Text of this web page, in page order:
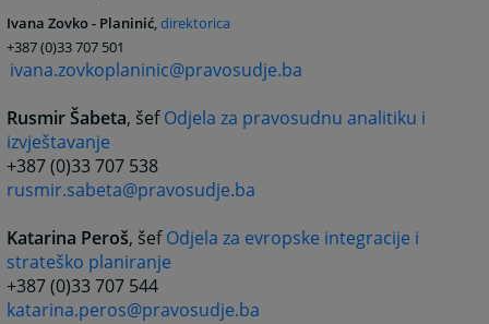
Ivana Zovko - Planinić,direktorica
+387 (0)33 707 501
ivana.zovkoplaninic@pravosudje.ba
Rusmir Šabeta, šefOdjela za pravosudnu analitiku i
izvještavanje
+387 (0)33 707 538
rusmir.sabeta@pravosudje.ba
Katarina Peroš, šefOdjela za evropske integracije i
strateško planiranje
+387 (0)33 707 544
katarina.peros@pravosudje.ba